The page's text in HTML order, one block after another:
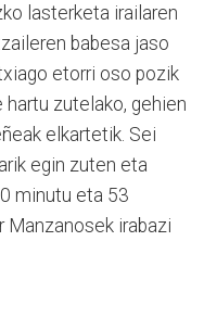
lasterketa irailaren
babesa jaso
etorri oso pozik
hartu zutelako, gehien
elkartetik. Sei
egin zuten eta
minutu eta 53
Manzanosek irabazi